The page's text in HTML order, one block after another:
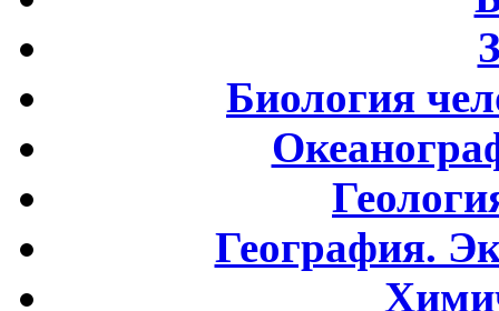
Биология
География.